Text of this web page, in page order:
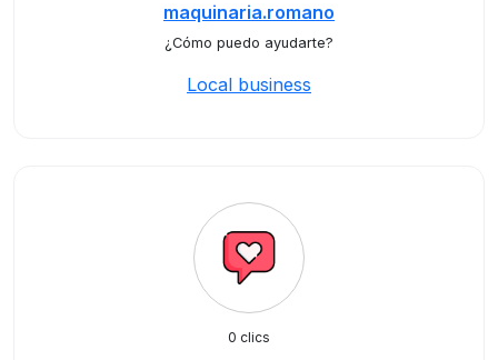
maquinaria.romano
¿Cómo puedo ayudarte?
Local business
0 clics